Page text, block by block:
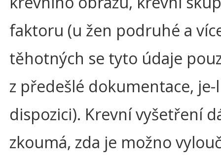
faktoru (u žen podruhé a
těhotných se tyto údaje
z předešlé dokumentace, je-
dispozici). Krevní vyšetření
zkoumá, zda je možno